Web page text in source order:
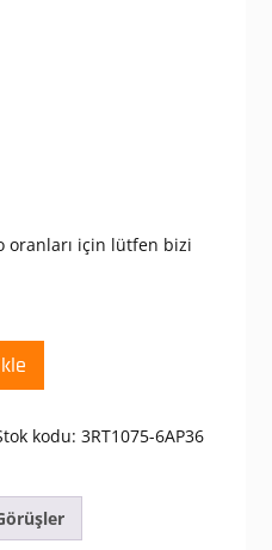
oranları için lütfen bizi
kodu: 3RT1075-6AP36